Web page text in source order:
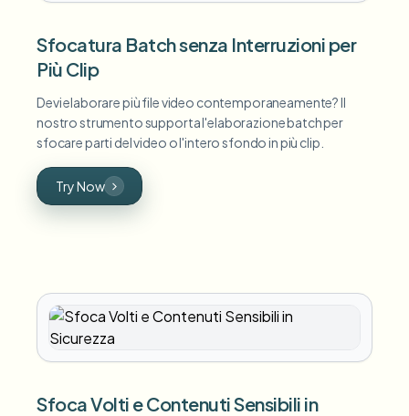
Sfocatura Batch senza Interruzioni per
Più Clip
Devi elaborare più file video contemporaneamente? Il
nostro strumento supporta l'elaborazione batch per
sfocare parti del video o l'intero sfondo in più clip.
Try Now
Sfoca Volti e Contenuti Sensibili in